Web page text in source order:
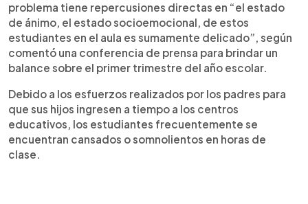
problema tiene repercusiones directas en “el estado
de ánimo, el estado socioemocional, de estos
estudiantes en el aula es sumamente delicado”, según
comentó una conferencia de prensa para brindar un
balance sobre el primer trimestre del año escolar.
Debido a los esfuerzos realizados por los padres para
que sus hijos ingresen a tiempo a los centros
educativos, los estudiantes frecuentemente se
encuentran cansados o somnolientos en horas de
clase.